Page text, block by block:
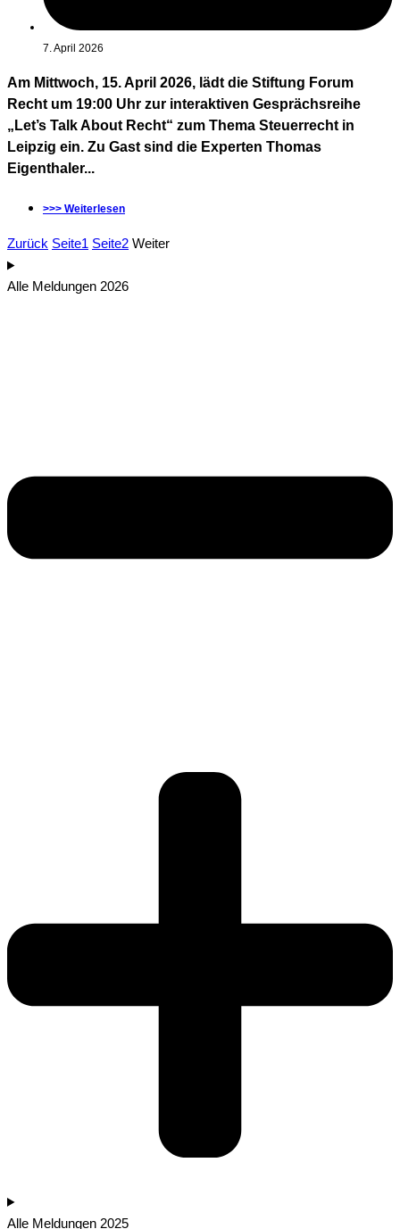
7. April 2026
Am Mittwoch, 15. April 2026, lädt die Stiftung Forum
Recht um 19:00 Uhr zur interaktiven Gesprächsreihe
„Let’s Talk About Recht“ zum Thema Steuerrecht in
Leipzig ein. Zu Gast sind die Experten Thomas
Eigenthaler...
>>> Weiterlesen
Zurück Seite1 Seite2 Weiter
Alle Meldungen 2026
Alle Meldungen 2025